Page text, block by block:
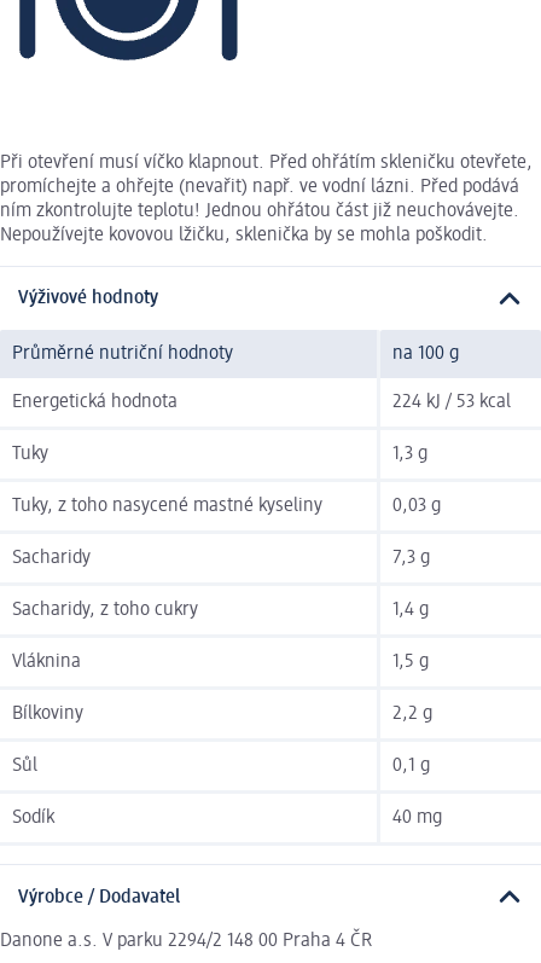
Při otevření musí víčko klapnout. Před ohřátím skleničku otevřete,
promíchejte a ohřejte (nevařit) např. ve vodní lázni. Před podává
ním zkontrolujte teplotu! Jednou ohřátou část již neuchovávejte.
Nepoužívejte kovovou lžičku, sklenička by se mohla poškodit.
Výživové hodnoty
Průměrné nutriční hodnoty na 100 g
Energetická hodnota 224 kJ / 53 kcal
Tuky 1,3 g
Tuky, z toho nasycené mastné kyseliny 0,03 g
Sacharidy 7,3 g
Sacharidy, z toho cukry 1,4 g
Vláknina 1,5 g
Bílkoviny 2,2 g
Sůl 0,1 g
Sodík 40 mg
Výrobce / Dodavatel
Danone a.s. V parku 2294/2 148 00 Praha 4 ČR